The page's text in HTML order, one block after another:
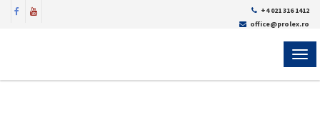
+4 021 316 1412
office@prolex.ro